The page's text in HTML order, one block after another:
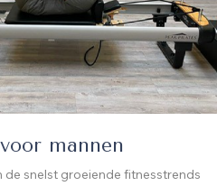
mannen
de snelst groeiende fitnesstrends